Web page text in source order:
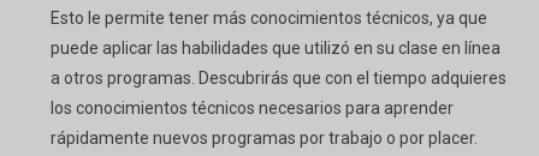
Esto le permite tener más conocimientos técnicos, ya que
puede aplicar las habilidades que utilizó en su clase en línea
a otros programas. Descubrirás que con el tiempo adquieres
los conocimientos técnicos necesarios para aprender
rápidamente nuevos programas por trabajo o por placer.